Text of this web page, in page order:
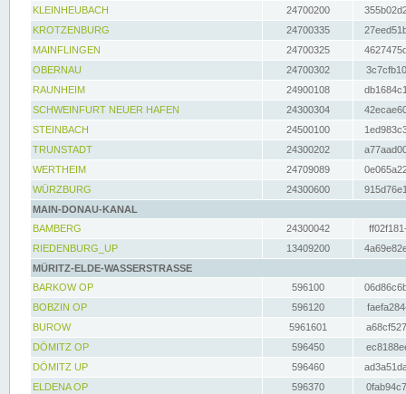
KLEINHEUBACH 24700200
KROTZENBURG
24700335
MAINFLINGEN
24700325
OBERNAU
24700302
RAUNHEIM
24900108
SCHWEINFURT NEUER HAFEN
24300304
STEINBACH
24500100
TRUNSTADT
24300202
WERTHEIM
24709089
WÜRZBURG
24300600
MAIN-DONAU-KANAL
BAMBERG
24300042
RIEDENBURG_UP
13409200
MÜRITZ-ELDE-WASSERSTRASSE
BARKOW OP
596100
BOBZIN OP
596120
BUROW
5961601
DÖMITZ OP
596450
DÖMITZ UP
596460
ELDENA OP
596370